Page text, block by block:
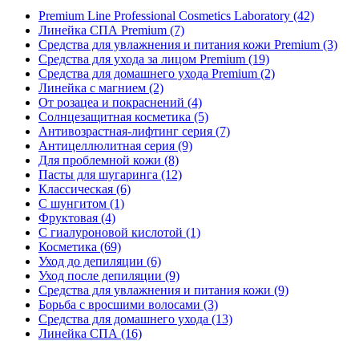
Premium Line Professional Cosmetics Laboratory (42)
Линейка СПА Premium (7)
Средства для увлажнения и питания кожи Premium (3)
Средства для ухода за лицом Premium (19)
Средства для домашнего ухода Premium (2)
Линейка с магнием (2)
От розацеа и покраснений (4)
Солнцезащитная косметика (5)
Антивозрастная-лифтинг серия (7)
Антицеллюлитная серия (9)
Для проблемной кожи (8)
Пасты для шугаринга (12)
Классическая (6)
С шунгитом (1)
Фруктовая (4)
C гиалуроновой кислотой (1)
Косметика (69)
Уход до депиляции (6)
Уход после депиляции (9)
Средства для увлажнения и питания кожи (9)
Борьба с вросшими волосами (3)
Средства для домашнего ухода (13)
Линейка СПА (16)